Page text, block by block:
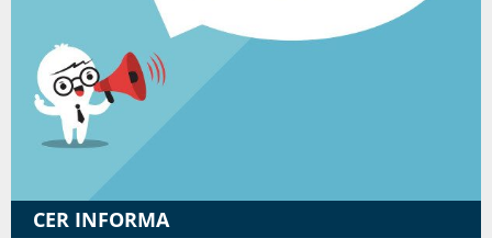
Odontologia
Cinoterapia
Triagem Auditiva Neonatal - TAN
CER INFORMA